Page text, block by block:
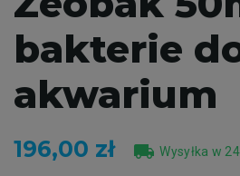
bakterie
akwarium
196,00 zł local_shipping Wysyłka w